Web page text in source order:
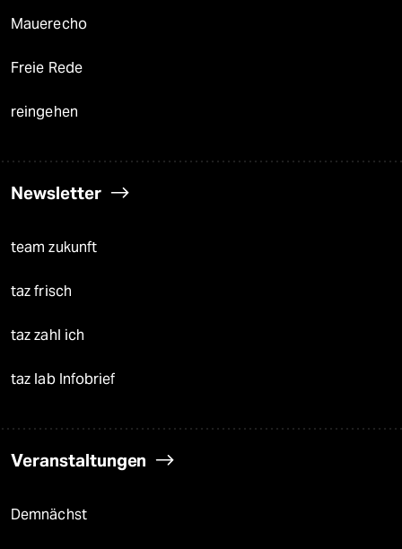
Mauerecho
Freie Rede
reingehen
Newsletter
team zukunft
taz frisch
taz zahl ich
taz lab Infobrief
Veranstaltungen
Demnächst